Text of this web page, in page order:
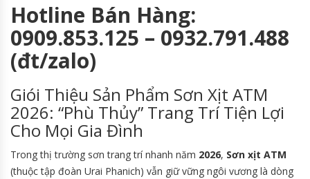
Hotline Bán Hàng:
0909.853.125 – 0932.791.488
(đt/zalo)
Giói Thiệu Sản Phẩm Sơn Xịt ATM
2026: “Phù Thủy” Trang Trí Tiện Lợi
Cho Mọi Gia Đình
Trong thị trường sơn trang trí nhanh năm 2026, Sơn xịt ATM
(thuộc tập đoàn Urai Phanich) vẫn giữ vững ngôi vương là dòng